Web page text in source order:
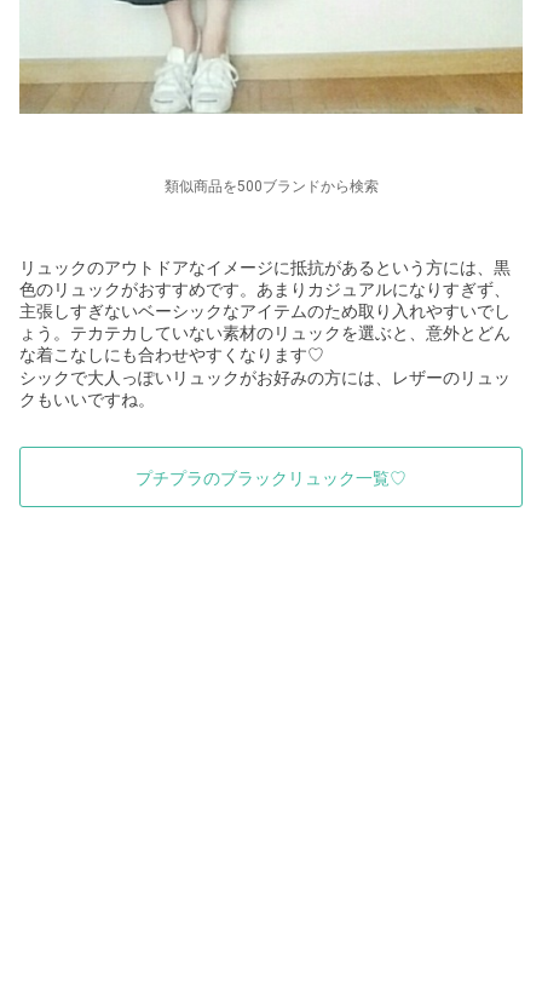
類似商品を500ブランドから検索
リュックのアウトドアなイメージに抵抗があるという方には、黒
色のリュックがおすすめです。あまりカジュアルになりすぎず、
主張しすぎないベーシックなアイテムのため取り入れやすいでし
ょう。テカテカしていない素材のリュックを選ぶと、意外とどん
な着こなしにも合わせやすくなります♡
シックで大人っぽいリュックがお好みの方には、レザーのリュッ
クもいいですね。
プチプラのブラックリュック一覧♡